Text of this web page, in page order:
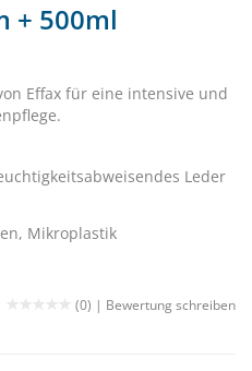
+ 500ml
Effax für eine intensive und
Leder
Mikroplastik
(0) | Bewertung schreiben